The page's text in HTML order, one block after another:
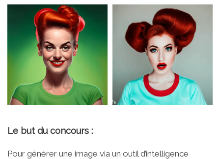
Le but du concours :
Pour générer une image via un outil d’intelligence